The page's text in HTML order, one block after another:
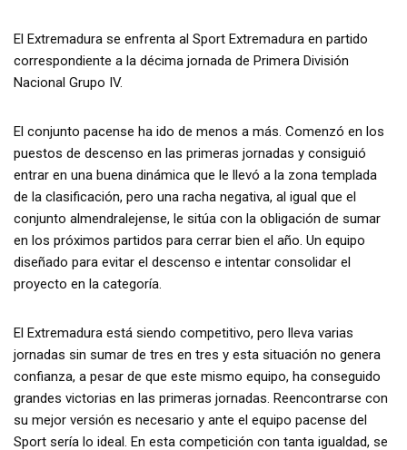
El Extremadura se enfrenta al Sport Extremadura en partido
correspondiente a la décima jornada de Primera División
Nacional Grupo IV.
El conjunto pacense ha ido de menos a más. Comenzó en los
puestos de descenso en las primeras jornadas y consiguió
entrar en una buena dinámica que le llevó a la zona templada
de la clasificación, pero una racha negativa, al igual que el
conjunto almendralejense, le sitúa con la obligación de sumar
en los próximos partidos para cerrar bien el año. Un equipo
diseñado para evitar el descenso e intentar consolidar el
proyecto en la categoría.
El Extremadura está siendo competitivo, pero lleva varias
jornadas sin sumar de tres en tres y esta situación no genera
confianza, a pesar de que este mismo equipo, ha conseguido
grandes victorias en las primeras jornadas. Reencontrarse con
su mejor versión es necesario y ante el equipo pacense del
Sport sería lo ideal. En esta competición con tanta igualdad, se